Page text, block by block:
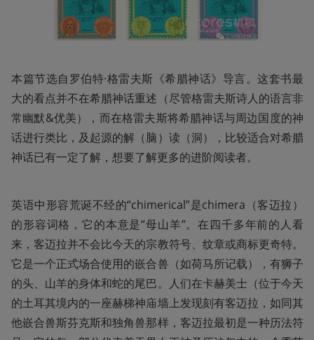
本篇节选自罗伯特·格雷夫斯《希腊神话》导言。这套书最
大的看点并不在希腊神话重述（尽管格雷夫斯诗人的语言非
常幽默&优美），而在格雷夫斯将希腊神话与周边国度的神
话进行类比，及起源的解（脑）读（洞），比较适合对希腊
神话已有一定了解，想要了解更多的进阶阅读者。
英语中形容荒诞不经的“chimerical”是chimera（客迈拉）
的形容词格，它的本意是“母山羊”。在四千多年前的人看
来，客迈拉并不会比今天的宗教符号、纹章或商标更奇特。
它是一个正式场合使用的嵌合兽（如荷马所记载），有狮子
的头、山羊的身体和蛇的尾巴。人们在卡赫美士（位于今天
的土耳其境内的一座赫梯神庙墙上发现刻有客迈拉，如同其
他嵌合兽斯芬克斯和独角兽那样，客迈拉最初是一种历法符